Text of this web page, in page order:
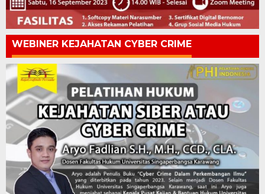
WEBINER KEJAHATAN CYBER CRIME